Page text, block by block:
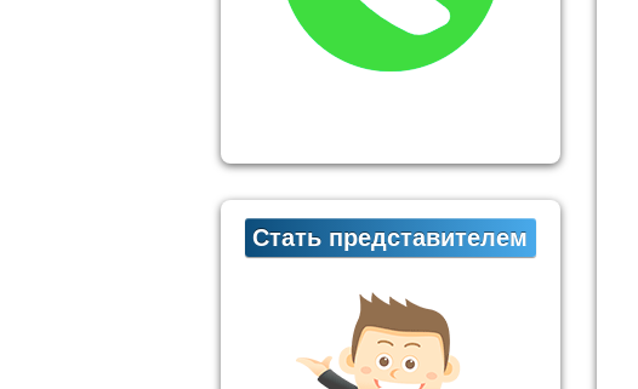
Стать представителем